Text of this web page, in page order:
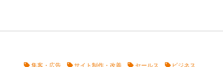
集客・広告 サイト制作・改善 セールス ビジネス